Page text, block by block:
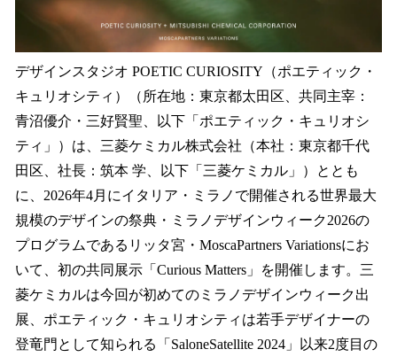
で
す
デザインスタジオ POETIC CURIOSITY（ポエティック・
キュリオシティ）（所在地：東京都太田区、共同主宰：
青沼優介・三好賢聖、以下「ポエティック・キュリオシ
ティ」）は、三菱ケミカル株式会社（本社：東京都千代
田区、社長：筑本 学、以下「三菱ケミカル」）ととも
に、2026年4月にイタリア・ミラノで開催される世界最大
規模のデザインの祭典・ミラノデザインウィーク2026の
プログラムであるリッタ宮・MoscaPartners Variationsにお
いて、初の共同展示「Curious Matters」を開催します。三
菱ケミカルは今回が初めてのミラノデザインウィーク出
展、ポエティック・キュリオシティは若手デザイナーの
登竜門として知られる「SaloneSatellite 2024」以来2度目の